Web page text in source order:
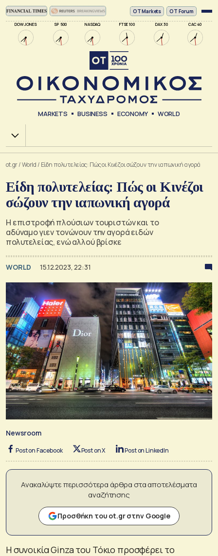
DOW JONES SP 500 NASDAQ FTSE 100 DAX 30 CAC 40
ΟΤ Markets OT Forum
MARKETS BUSINESS ECONOMY WORLD
Χ.Α.
ot.gr/World / Είδη πολυτελείας: Πώς οι Κινέζοι σώζουν την ιαπωνική αγορά
Είδη πολυτελείας: Πώς οι Κινέζοι
σώζουν την ιαπωνική αγορά
Η επιστροφή πλούσιων τουριστών και το
αδύναμο γιεν τονώνουν την αγορά ειδών
πολυτελείας, ενώ αλλού βρίσκε
WORLD 15.12.2023, 22:31
Newsroom
Post on Facebook Post on X Post on LinkedIn
Ανακαλύψτε περισσότερα άρθρα στα αποτελέσματα
αναζήτησης
Προσθήκη του ot.gr στην Google
Η συνοικία Ginza του Τόκιο προσφέρει το